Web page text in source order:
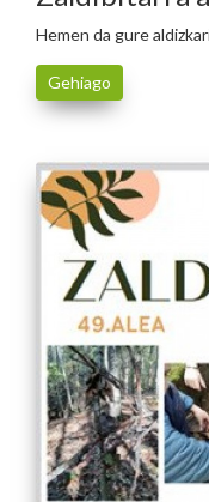
Hemen da gure
Gehiago